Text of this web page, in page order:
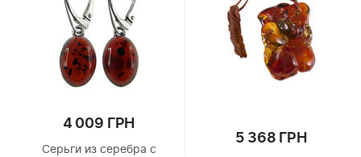
4 009 ГРН
Серьги из серебра с
5 368 ГРН